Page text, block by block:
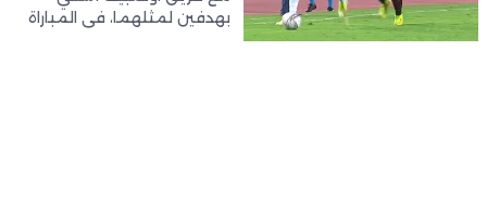
بهدفين لمثلهما، في المباراة